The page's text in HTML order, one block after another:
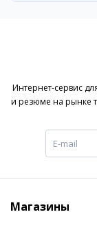
Интернет-сервис
и резюме на рынке
Магазины